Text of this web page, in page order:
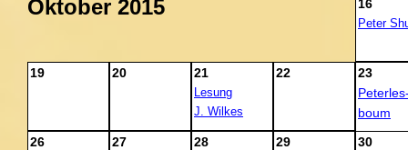
Oktober 2015
19
26
21
Lesung
J. Wilkes
16
Peter
20 22
23
boum
28
27 29 30